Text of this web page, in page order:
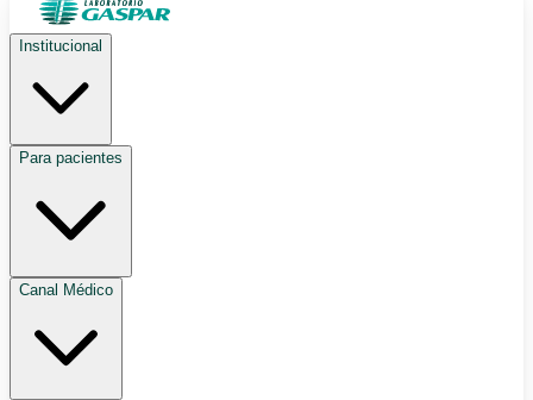
Institucional
Para pacientes
Canal Médico